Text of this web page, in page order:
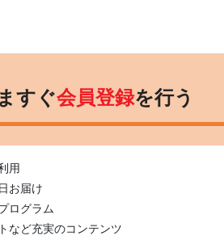
すぐ会員登録を行う
用
お届け
ログラム
など充実のコンテンツ